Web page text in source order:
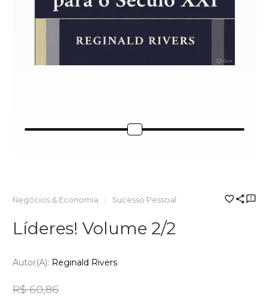
Negócios & Economia Sucesso Pessoal
Líderes! Volume 2/2
Autor(a): Reginald Rivers
R$ 60,86